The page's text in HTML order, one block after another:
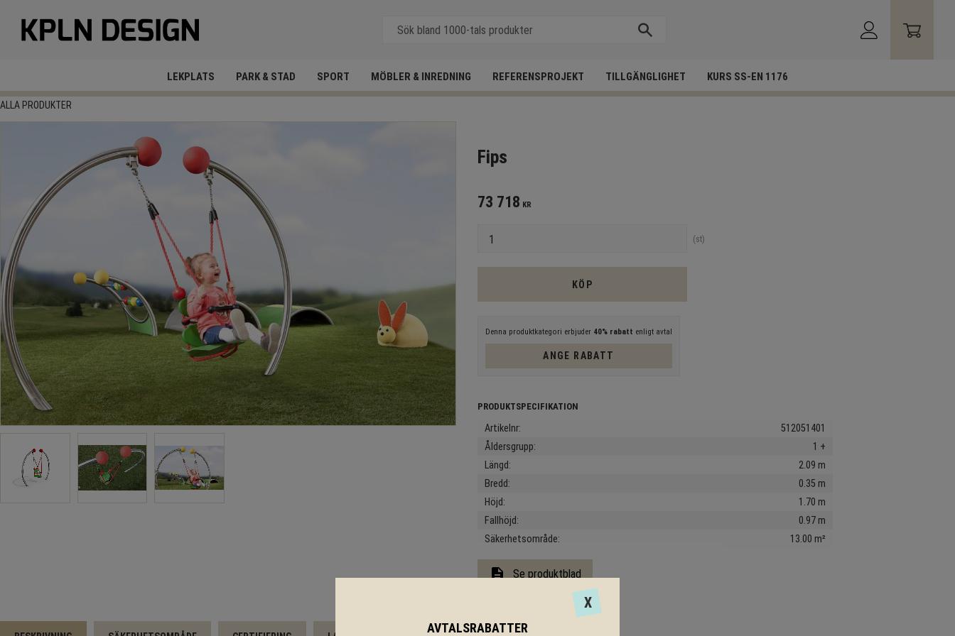
LEKPLATS PARK & STAD SPORT MÖBLER & INREDNING REFERENSPROJEKT TILLGÄNGLIGHET KURS SS-EN 1176
ALLA PRODUKTER
Fips
73 718 KR
st
KÖP
Denna produktkategori erbjuder 40% rabatt enligt avtal
ANGE RABATT
Artikelnr
512051401
Åldersgrupp
1 +
Längd
2.09 m
Bredd
0.35 m
Höjd
1.70 m
Fallhöjd
0.97 m
Säkerhetsområde
13.00 m²
description Se produktblad
X
AVTALSRABATTER